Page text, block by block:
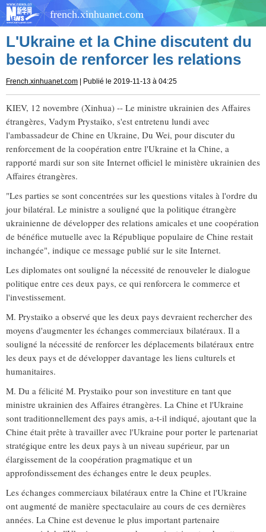
french.xinhuanet.com
L'Ukraine et la Chine discutent du
besoin de renforcer les relations
French.xinhuanet.com | Publié le 2019-11-13 à 04:25
KIEV, 12 novembre (Xinhua) -- Le ministre ukrainien des Affaires
étrangères, Vadym Prystaiko, s'est entretenu lundi avec
l'ambassadeur de Chine en Ukraine, Du Wei, pour discuter du
renforcement de la coopération entre l'Ukraine et la Chine, a
rapporté mardi sur son site Internet officiel le ministère ukrainien des
Affaires étrangères.
"Les parties se sont concentrées sur les questions vitales à l'ordre du
jour bilatéral. Le ministre a souligné que la politique étrangère
ukrainienne de développer des relations amicales et une coopération
de bénéfice mutuelle avec la République populaire de Chine restait
inchangée", indique ce message publié sur le site Internet.
Les diplomates ont souligné la nécessité de renouveler le dialogue
politique entre ces deux pays, ce qui renforcera le commerce et
l'investissement.
M. Prystaiko a observé que les deux pays devraient rechercher des
moyens d'augmenter les échanges commerciaux bilatéraux. Il a
souligné la nécessité de renforcer les déplacements bilatéraux entre
les deux pays et de développer davantage les liens culturels et
humanitaires.
M. Du a félicité M. Prystaiko pour son investiture en tant que
ministre ukrainien des Affaires étrangères. La Chine et l'Ukraine
sont traditionnellement des pays amis, a-t-il indiqué, ajoutant que la
Chine était prête à travailler avec l'Ukraine pour porter le partenariat
stratégique entre les deux pays à un niveau supérieur, par un
élargissement de la coopération pragmatique et un
approfondissement des échanges entre le deux peuples.
Les échanges commerciaux bilatéraux entre la Chine et l'Ukraine
ont augmenté de manière spectaculaire au cours de ces dernières
années. La Chine est devenue le plus important partenaire